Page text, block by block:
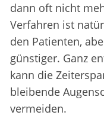
dann oft nicht
Verfahren ist
den Patienten,
günstiger. Ganz
kann die
bleibende
vermeiden.